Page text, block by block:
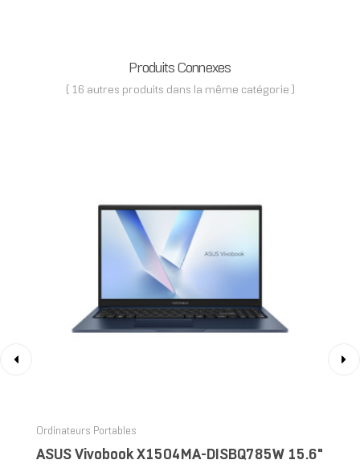
Produits Connexes
( 16 autres produits dans la même catégorie )
Ordinateurs Portables
ASUS Vivobook X1504MA-DISBQ785W 15.6"